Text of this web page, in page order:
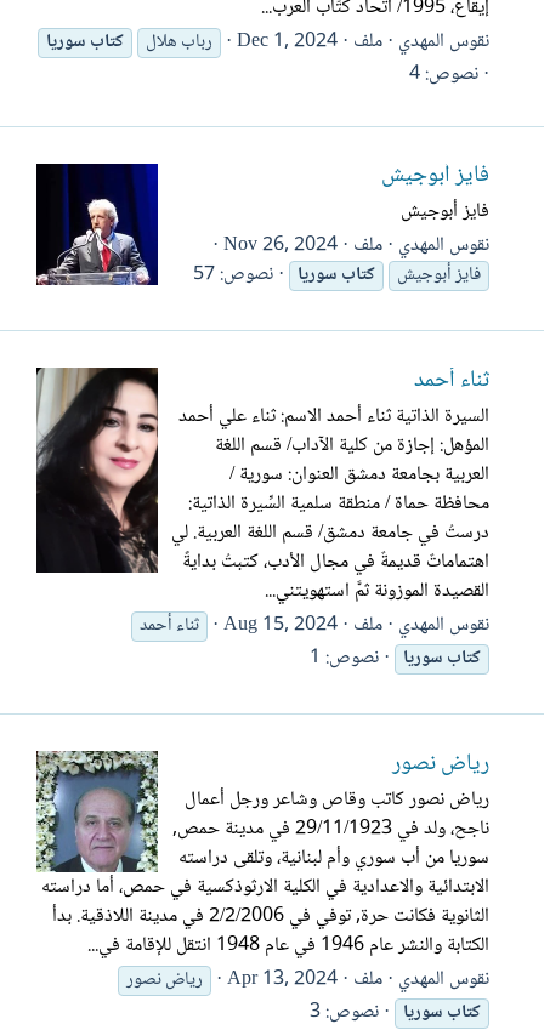
إيقاع، 1995/ اتحاد كتّاب العرب...
نقوس المهدي ملف Dec 1, 2024 رباب هلال كتابسوريا
نصوص: 4
فايز أبوجيش‎
فايز أبوجيش
نقوس المهدي ملف Nov 26, 2024
فايز أبوجيش‎ كتابسوريا نصوص: 57
ثناء أحمد
السيرة الذاتية ثناء أحمد الاسم: ثناء علي أحمد
المؤهل: إجازة من كلية الآداب/ قسم اللغة
العربية بجامعة دمشق العنوان: سورية /
محافظة حماة / منطقة سلمية السِّيرة الذاتية:
درستُ في جامعة دمشق/ قسم اللغة العربية. لي
اهتماماتٌ قديمةٌ في مجال الأدب، كتبتُ بدايةً
القصيدة الموزونة ثمَّ استهويتني...
نقوس المهدي ملف Aug 15, 2024
ثناء أحمد
كتابسوريا نصوص: 1
رياض نصور
رياض نصور كاتب وقاص وشاعر ورجل أعمال
ناجح، ولد في 29/11/1923 في مدينة حمص,
سوريا من أب سوري وأم لبنانية، وتلقى دراسته
الابتدائية والاعدادية في الكلية الارثوذكسية في حمص، أما دراسته
الثانوية فكانت حرة, توفي في 2/2/2006 في مدينة اللاذقية. بدأ
الكتابة والنشر عام 1946 في عام 1948 انتقل للإقامة في...
نقوس المهدي ملف Apr 13, 2024
رياض نصور
كتابسوريا نصوص: 3